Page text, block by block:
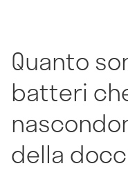
Quanto
batteri
della